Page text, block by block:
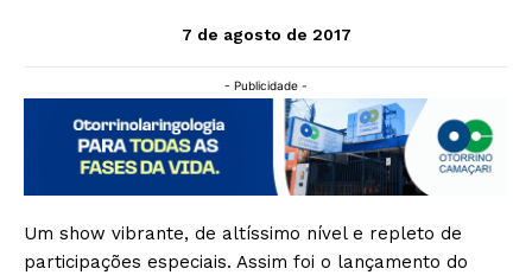
7 de agosto de 2017
- Publicidade -
Um show vibrante, de altíssimo nível e repleto de
participações especiais. Assim foi o lançamento do